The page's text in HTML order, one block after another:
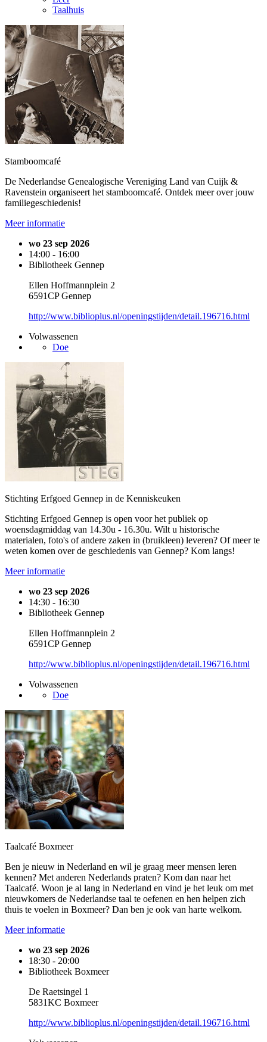
Taalhuis
Stamboomcafé
De Nederlandse Genealogische Vereniging Land van Cuijk &
Ravenstein organiseert het stamboomcafé. Ontdek meer over jouw
familiegeschiedenis!
Meer informatie
wo 23 sep 2026
14:00 - 16:00
Bibliotheek Gennep
Ellen Hoffmannplein 2
6591CP Gennep
http://www.biblioplus.nl/openingstijden/detail.196716.html
Volwassenen
Doe
Stichting Erfgoed Gennep in de Kenniskeuken
Stichting Erfgoed Gennep is open voor het publiek op
woensdagmiddag van 14.30u - 16.30u. Wilt u historische
materialen, foto's of andere zaken in (bruikleen) leveren? Of meer te
weten komen over de geschiedenis van Gennep? Kom langs!
Meer informatie
wo 23 sep 2026
14:30 - 16:30
Bibliotheek Gennep
Ellen Hoffmannplein 2
6591CP Gennep
http://www.biblioplus.nl/openingstijden/detail.196716.html
Volwassenen
Doe
Taalcafé Boxmeer
Ben je nieuw in Nederland en wil je graag meer mensen leren
kennen? Met anderen Nederlands praten? Kom dan naar het
Taalcafé. Woon je al lang in Nederland en vind je het leuk om met
nieuwkomers de Nederlandse taal te oefenen en hen helpen zich
thuis te voelen in Boxmeer? Dan ben je ook van harte welkom.
Meer informatie
wo 23 sep 2026
18:30 - 20:00
Bibliotheek Boxmeer
De Raetsingel 1
5831KC Boxmeer
http://www.biblioplus.nl/openingstijden/detail.196716.html